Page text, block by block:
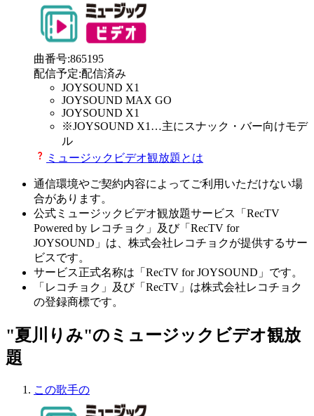
曲番号:865195
配信予定:配信済み
JOYSOUND X1
JOYSOUND MAX GO
JOYSOUND X1
※JOYSOUND X1 …主にスナック・バー向けモデ
ル
ミュージックビデオ観放題とは
通信環境やご契約内容によってご利用いただけない場
合があります。
公式ミュージックビデオ観放題サービス「RecTV
Powered by レコチョク」及び「RecTV for
JOYSOUND」は、株式会社レコチョクが提供するサー
ビスです。
サービス正式名称は「RecTV for JOYSOUND」です。
「レコチョク」及び「RecTV」は株式会社レコチョク
の登録商標です。
"夏川りみ"のミュージックビデオ観放
題
この歌手の